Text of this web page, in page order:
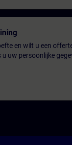
en wilt u een
uw persoonlijke